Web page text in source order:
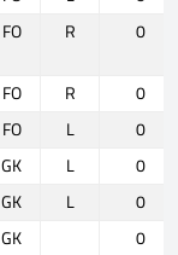
FO R
0
FO R
0
FO L
0
GK L
0
GK L
0
GK
0